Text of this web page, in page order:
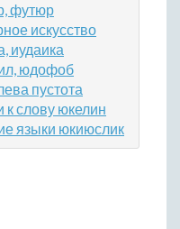
футюр
искусство
иудаика
юдофоб
пустота
слову юкелин
языки юкиюслик